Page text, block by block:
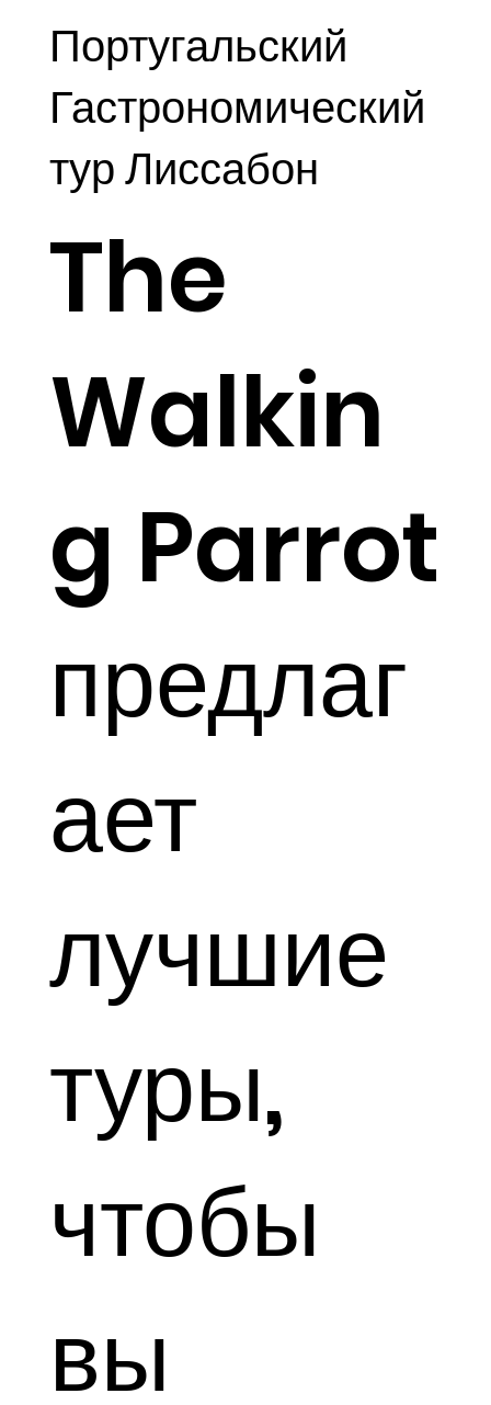
Португальский
Гастрономический
тур Лиссабон
The
Walkin
g Parrot
предлаг
ает
лучшие
туры,
чтобы
вы